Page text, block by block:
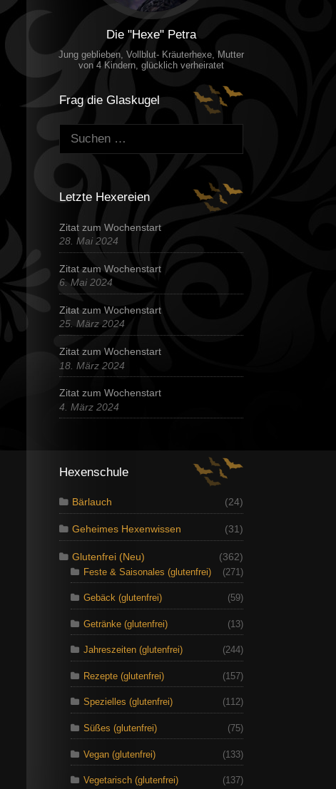
Die "Hexe" Petra
Jung geblieben, Vollblut- Kräuterhexe, Mutter
von 4 Kindern, glücklich verheiratet
Frag die Glaskugel
Suchen:
Letzte Hexereien
Zitat zum Wochenstart
28. Mai 2024
Zitat zum Wochenstart
6. Mai 2024
Zitat zum Wochenstart
25. März 2024
Zitat zum Wochenstart
18. März 2024
Zitat zum Wochenstart
4. März 2024
Hexenschule
Bärlauch (24)
Geheimes Hexenwissen (31)
Glutenfrei (Neu)
(362)
Feste & Saisonales (glutenfrei)
(271)
Gebäck (glutenfrei) (59)
Getränke (glutenfrei) (13)
Jahreszeiten (glutenfrei) (244)
Rezepte (glutenfrei) (157)
Spezielles (glutenfrei) (112)
Süßes (glutenfrei) (75)
Vegan (glutenfrei) (133)
Vegetarisch (glutenfrei) (137)